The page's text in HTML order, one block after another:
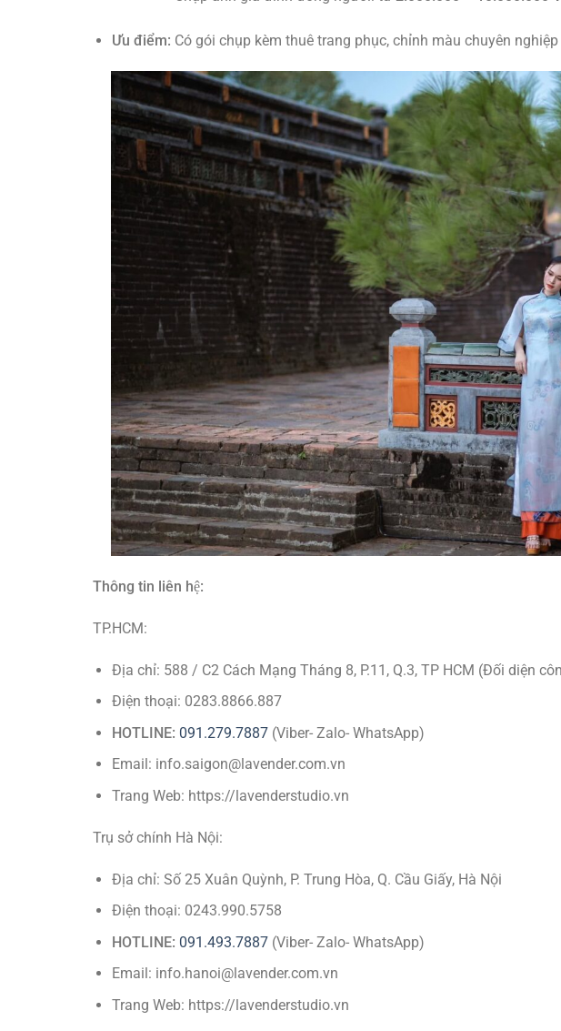
Ưu điểm: Có gói chụp kèm thuê trang phục, chỉnh màu chuyên
Thông tin liên hệ:
TP.HCM:
Địa chỉ: 588 / C2 Cách Mạng Tháng 8, P.11, Q.3, TP HCM (Đối diện
Điện thoại: 0283.8866.887
HOTLINE: 091.279.7887(Viber- Zalo- WhatsApp)
Email: info.saigon@lavender.com.vn
Trang Web: https://lavenderstudio.vn
Trụ sở chính Hà Nội:
Địa chỉ: Số 25 Xuân Quỳnh, P. Trung Hòa, Q. Cầu Giấy, Hà Nội
Điện thoại: 0243.990.5758
HOTLINE: 091.493.7887(Viber- Zalo- WhatsApp)
Email: info.hanoi@lavender.com.vn
Trang Web: https://lavenderstudio.vn